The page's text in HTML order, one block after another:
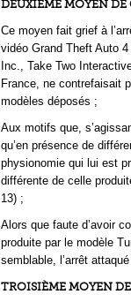
DEUXIÈME MOYEN DE
Ce moyen fait grief à
vidéo Grand Theft Auto
Inc., Take Two
France, ne contrefaisait
modèles déposés ;
Aux motifs que,
qu’en présence de
physionomie qui lui est
différente de celle
13) ;
Alors que faute d’avoir
produite par le modèle
semblable, l’arrêt
TROISIÈME MOYEN